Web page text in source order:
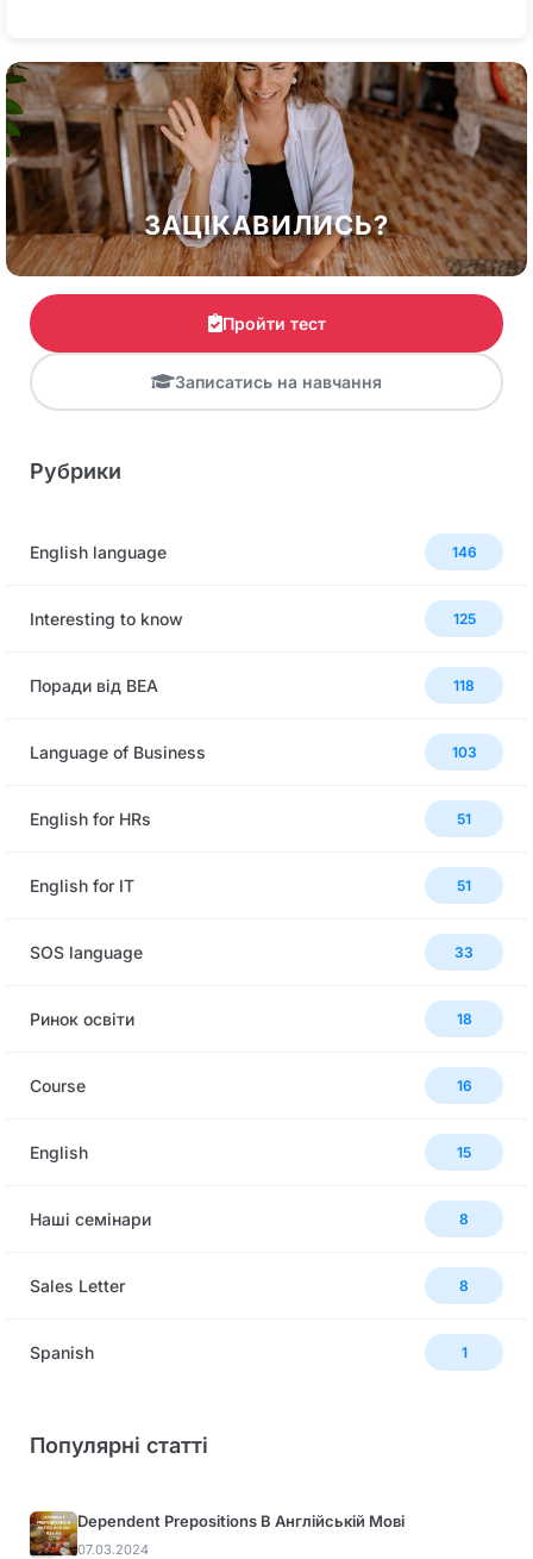
ЗАЦІКАВИЛИСЬ?
Пройти тест
Записатись на навчання
Рубрики
English language 146
Interesting to know 125
Поради від BEA 118
Language of Business 103
English for HRs 51
English for IT 51
SOS language 33
Ринок освіти 18
Сourse 16
English 15
Наші семінари 8
Sales Letter 8
Spanish 1
Популярні статті
Dependent Prepositions В Англійській Мові
07.03.2024